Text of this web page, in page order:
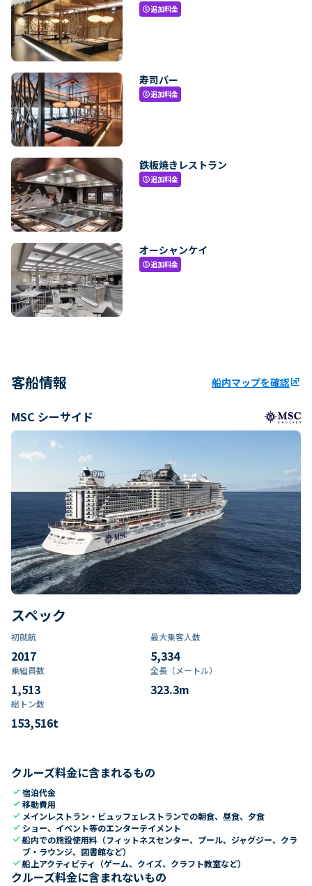
paid追加料金
寿司バー
paid追加料金
鉄板焼きレストラン
paid追加料金
オーシャンケイ
paid追加料金
客船情報 船内マップを確認ungroup
MSC シーサイド
スペック
初就航
2017
最大乗客人数
5,334
乗組員数​
1,513
全長（メートル）
323.3m
総トン数​
153,516t
クルーズ料金に含まれるもの
check宿泊代金
check移動費用
check メインレストラン・ビュッフェレストランでの朝食、昼食、夕食
check ショー、イベント等のエンターテイメント
check船内での施設使用料（フィットネスセンター、プール、ジャグジー、クラ
ブ・ラウンジ、図書館など）
check船上アクティビティ（ゲーム、クイズ、クラフト教室など）
クルーズ料金に含まれないもの